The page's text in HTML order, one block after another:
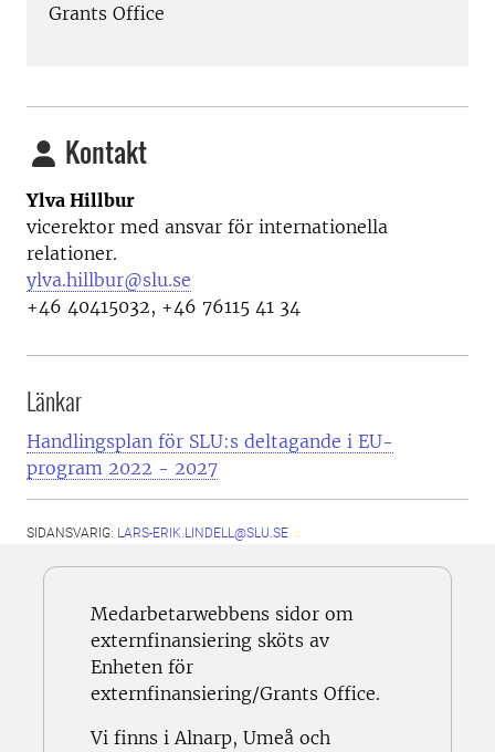
Grants Office
Kontakt
Ylva Hillbur
vicerektor med ansvar för internationella
relationer.
ylva.hillbur@slu.se
+46 40415032, +46 76115 41 34
Länkar
Handlingsplan för SLU:s deltagande i EU-
program 2022 - 2027
SIDANSVARIG: LARS-ERIK.LINDELL@SLU.SE
Medarbetarwebbens sidor om
externfinansiering sköts av
Enheten för
externfinansiering/Grants Office.
Vi finns i Alnarp, Umeå och